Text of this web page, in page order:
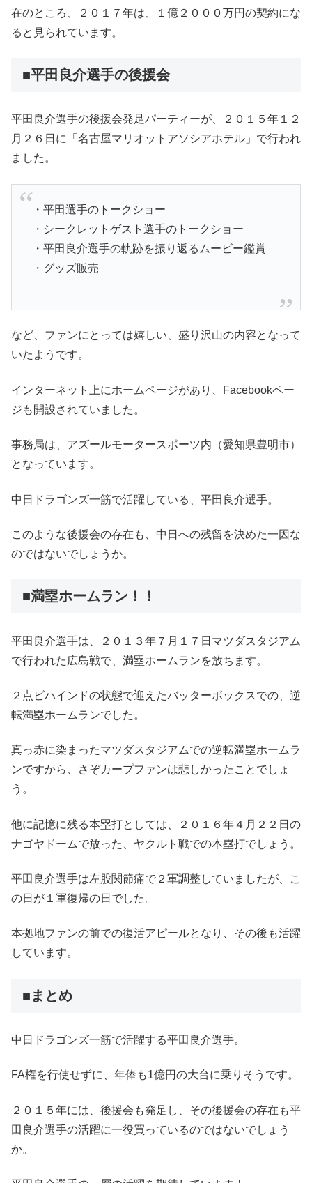
在のところ、２０１７年は、１億２０００万円の契約にな
ると見られています。
■平田良介選手の後援会
平田良介選手の後援会発足パーティーが、２０１５年１２
月２６日に「名古屋マリオットアソシアホテル」で行われ
ました。
・平田選手のトークショー
・シークレットゲスト選手のトークショー
・平田良介選手の軌跡を振り返るムービー鑑賞
・グッズ販売
など、ファンにとっては嬉しい、盛り沢山の内容となって
いたようです。
インターネット上にホームページがあり、Facebookペー
ジも開設されていました。
事務局は、アズールモータースポーツ内（愛知県豊明市）
となっています。
中日ドラゴンズ一筋で活躍している、平田良介選手。
このような後援会の存在も、中日への残留を決めた一因な
のではないでしょうか。
■満塁ホームラン！！
平田良介選手は、２０１３年７月１７日マツダスタジアム
で行われた広島戦で、満塁ホームランを放ちます。
２点ビハインドの状態で迎えたバッターボックスでの、逆
転満塁ホームランでした。
真っ赤に染まったマツダスタジアムでの逆転満塁ホームラ
ンですから、さぞカープファンは悲しかったことでしょ
う。
他に記憶に残る本塁打としては、２０１６年４月２２日の
ナゴヤドームで放った、ヤクルト戦での本塁打でしょう。
平田良介選手は左股関節痛で２軍調整していましたが、こ
の日が１軍復帰の日でした。
本拠地ファンの前での復活アピールとなり、その後も活躍
しています。
■まとめ
中日ドラゴンズ一筋で活躍する平田良介選手。
FA権を行使せずに、年俸も1億円の大台に乗りそうです。
２０１５年には、後援会も発足し、その後援会の存在も平
田良介選手の活躍に一役買っているのではないでしょう
か。